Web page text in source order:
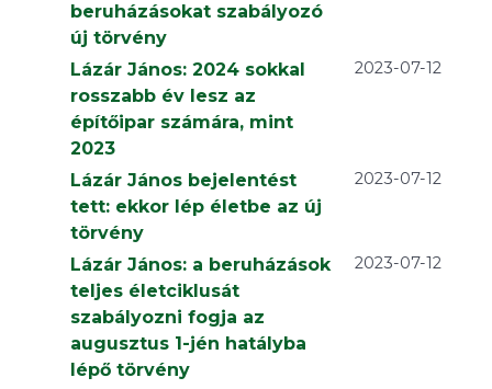
beruházásokat szabályozó
új törvény
Lázár János: 2024 sokkal
rosszabb év lesz az
építőipar számára, mint
2023
2023-07-12
Lázár János bejelentést
tett: ekkor lép életbe az új
törvény
2023-07-12
Lázár János: a beruházások
teljes életciklusát
szabályozni fogja az
augusztus 1-jén hatályba
lépő törvény
2023-07-12